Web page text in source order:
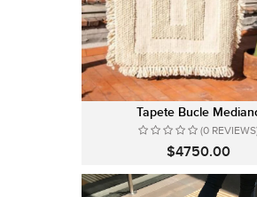
Tapete Bucle
(0
$4750.00